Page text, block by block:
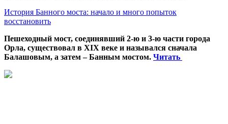
История Банного моста: начало и много попыток
восстановить
Пешеходный мост, соединявший 2-ю и 3-ю части города
Орла, существовал в XIX веке и назывался сначала
Балашовым, а затем – Банным мостом. Читать